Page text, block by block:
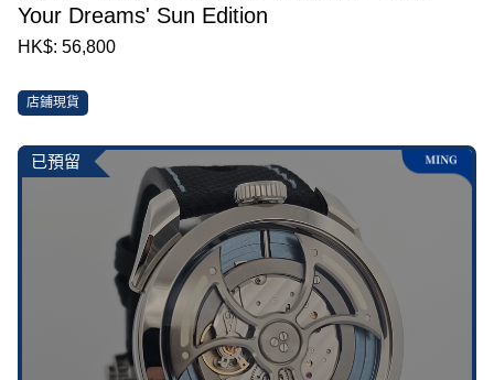
Your Dreams' Sun Edition
HK$: 56,800
店鋪現貨
已預留